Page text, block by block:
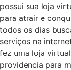
possui sua loja
para atrair e
todos os dias
serviços na
fez uma loja
providencia para